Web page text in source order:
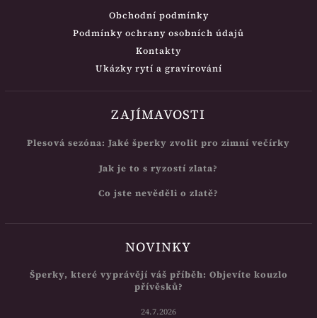
Obchodní podmínky
Podmínky ochrany osobních údajů
Kontakty
Ukázky rytí a gravírování
ZAJÍMAVOSTI
Plesová sezóna: Jaké šperky zvolit pro zimní večírky
Jak je to s ryzostí zlata?
Co jste nevěděli o zlatě?
NOVINKY
Šperky, které vyprávějí váš příběh: Objevíte kouzlo
přívěsků?
24.7.2026